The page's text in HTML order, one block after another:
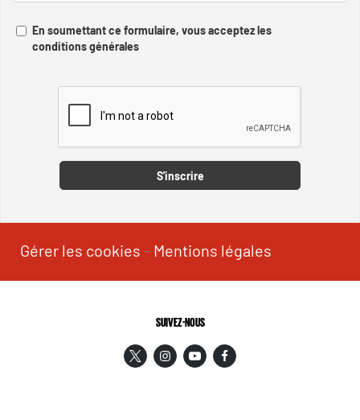
En soumettant ce formulaire, vous acceptez les
conditions générales
S'inscrire
Gérer les cookies - Mentions légales
SUIVEZ-NOUS